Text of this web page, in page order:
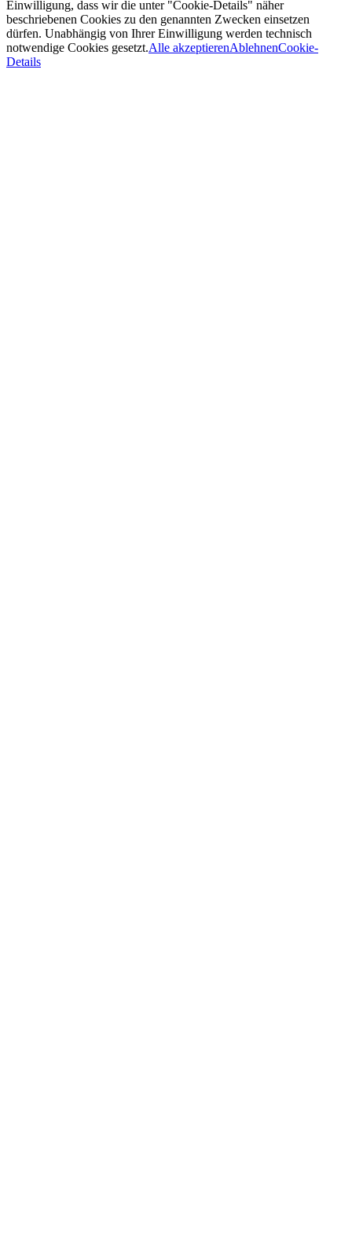
Einwilligung, dass wir die unter "Cookie-Details" näher
beschriebenen Cookies zu den genannten Zwecken einsetzen
dürfen. Unabhängig von Ihrer Einwilligung werden technisch
notwendige Cookies gesetzt.Alle akzeptierenAblehnenCookie-
Details